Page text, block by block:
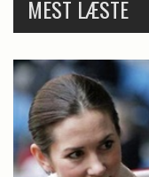
MEST LÆSTE